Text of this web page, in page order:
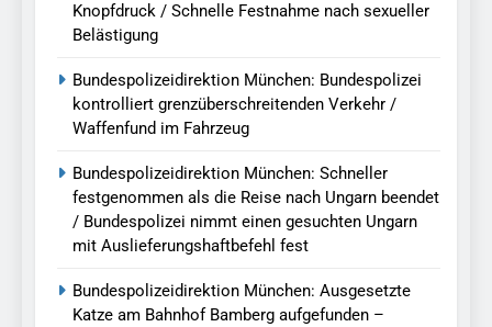
Knopfdruck / Schnelle Festnahme nach sexueller
Belästigung
Bundespolizeidirektion München: Bundespolizei
kontrolliert grenzüberschreitenden Verkehr /
Waffenfund im Fahrzeug
Bundespolizeidirektion München: Schneller
festgenommen als die Reise nach Ungarn beendet
/ Bundespolizei nimmt einen gesuchten Ungarn
mit Auslieferungshaftbefehl fest
Bundespolizeidirektion München: Ausgesetzte
Katze am Bahnhof Bamberg aufgefunden –